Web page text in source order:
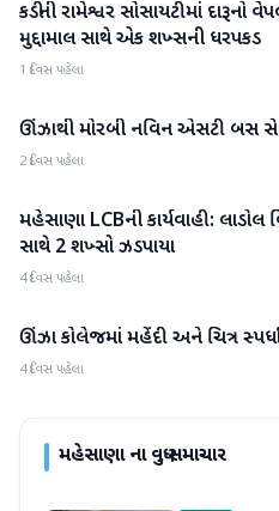
મહેસાણા
કડીની રામેશ્વર સોસાયટીમાં દારૂનો
મુદ્દામાલ સાથે એક શખ્સની ધરપકડ
1 દિવસ પહેલા
મહેસાણા
ઊંઝાથી મોરબી નવિન એસટી બસ
2 દિવસ પહેલા
મહેસાણા
મહેસાણા LCBની કાર્યવાહી: લાડોલ
સાથે 2 શખ્સો ઝડપાયા
4 દિવસ પહેલા
મહેસાણા
ઊંઝા કોલેજમાં મહેંદી અને ચિત્ર
4 દિવસ પહેલા
મહેસાણાના વધુ સમાચાર